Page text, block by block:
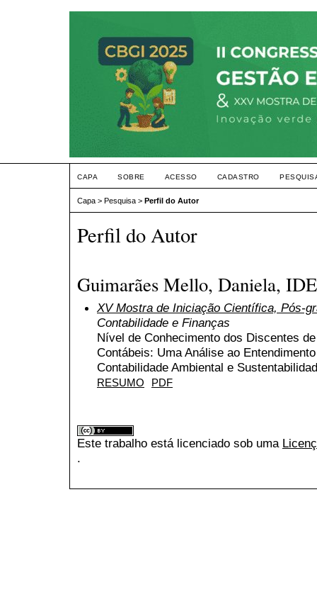
CAPA SOBRE ACESSO CADASTRO
Capa > Pesquisa > Perfil do Autor
Perfil do Autor
Guimarães Mello, Daniela,
XV Mostra de Iniciação Científica, Pós-
Contabilidade e Finanças
Nível de Conhecimento dos Discentes
Contábeis: Uma Análise ao
Contabilidade Ambiental e
RESUMO PDF
Este trabalho está licenciado sob uma
.